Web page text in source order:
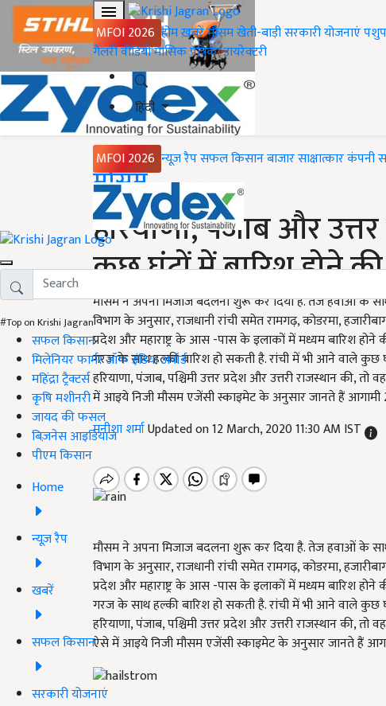
MFOI 2026 होमख़बरेंमौसमखेती-बाड़ीसरकारी योजनाएं
गैलरीवीडियोमासिक पत्रिकाडायरेक्टरी
हिंदी
MFOI 2026 न्यूज़ रैपसफल किसानबाजारसाक्षात्कारकंपनी
#Top on Krishi Jagran
सफल किसान
मिलेनियर फार्मर ऑफ इंडिया अवॉर्ड
महिंद्रा ट्रैक्टर्स
कृषि मशीनरी
जायद की फसल
बिज़नेस आइडियाज
पीएम किसान
Home
न्यूज़ रैप
खबरें
सफल किसान
सरकारी योजनाएं
Home
मौसम
हरियाणा, पंजाब और
कुछ घंटों में बारिश होने
मौसम ने अपना मिजाज बदलना शुरू कर दिया है. तेज हवाओं के
विभाग के अनुसार, राजधानी रांची समेत रामगढ़, कोडरमा,
प्रदेश और महाराष्ट्र के आस -पास के इलाकों में मध्यम बारिश
गरज के साथ हल्की बारिश हो सकती है. रांची में भी आने वाले
हरियाणा, पंजाब, पश्चिमी उत्तर प्रदेश और उत्तरी राजस्थान की,
में आइये निजी मौसम एजेंसी स्काइमेट के अनुसार जानते हैं आगामी
मनीशा शर्माUpdated on 12 March, 2020 11:30 AM IST
मौसम ने अपना मिजाज बदलना शुरू कर दिया है. तेज हवाओं के
विभाग के अनुसार, राजधानी रांची समेत रामगढ़, कोडरमा,
प्रदेश और महाराष्ट्र के आस -पास के इलाकों में मध्यम बारिश
गरज के साथ हल्की बारिश हो सकती है. रांची में भी आने वाले
हरियाणा, पंजाब, पश्चिमी उत्तर प्रदेश और उत्तरी राजस्थान की,
ऐसे में आइये निजी मौसम एजेंसी स्काइमेट के अनुसार जानते हैं